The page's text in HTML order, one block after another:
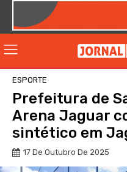
ESPORTE
Prefeitura de
Arena Jaguar
sintético em
17 De Outubro De 2025